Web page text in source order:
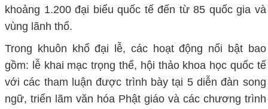
khoảng 1.200 đại biểu quốc tế đến từ 85 quốc gia và
vùng lãnh thổ.
Trong khuôn khổ đại lễ, các hoạt động nổi bật bao
gồm: lễ khai mạc trọng thể, hội thảo khoa học quốc tế
với các tham luận được trình bày tại 5 diễn đàn song
ngữ, triển lãm văn hóa Phật giáo và các chương trình